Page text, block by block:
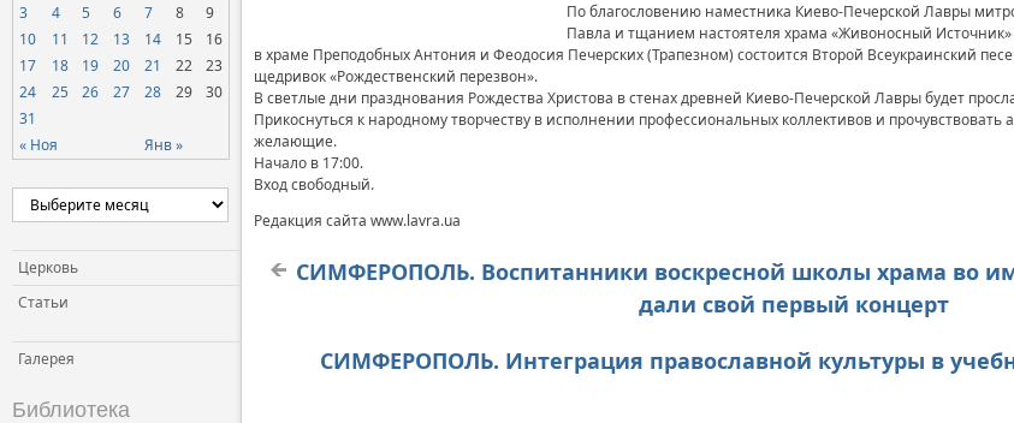
Официальная хроника
Расколы, ереси, секты
СОЦИАЛЬНОЕ
СЛУЖЕНИЕ
Церковь и власть
« Ноя Янв »
3
4 5 6 7 8
9
10
11 12 13 14 15
16
17
18 19 20 21 22
23
24
25 26 27 28 29
30
31
Церковь
Статьи
Галерея
Библиотека
По благословению наместника Киево-Печерской Лавры
Павла и тщанием настоятеля храма «Живоносный
в храме Преподобных Антония и Феодосия Печерских (Трапезном) состоится Второй Всеукраинский
щедривок «Рождественский перезвон».
В светлые дни празднования Рождества Христова в стенах древней Киево-Печерской Лавры будет
Прикоснуться к народному творчеству в исполнении профессиональных коллективов и
желающие.
Начало в 17:00.
Вход свободный.
Редакция сайта www.lavra.ua
СИМФЕРОПОЛЬ. Воспитанники воскресной школы храма во
дали свой первый концерт
СИМФЕРОПОЛЬ. Интеграция православной культуры в